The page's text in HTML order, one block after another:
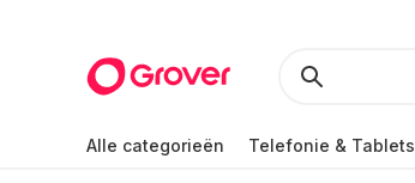
Alle categorieën Telefonie & Tablets